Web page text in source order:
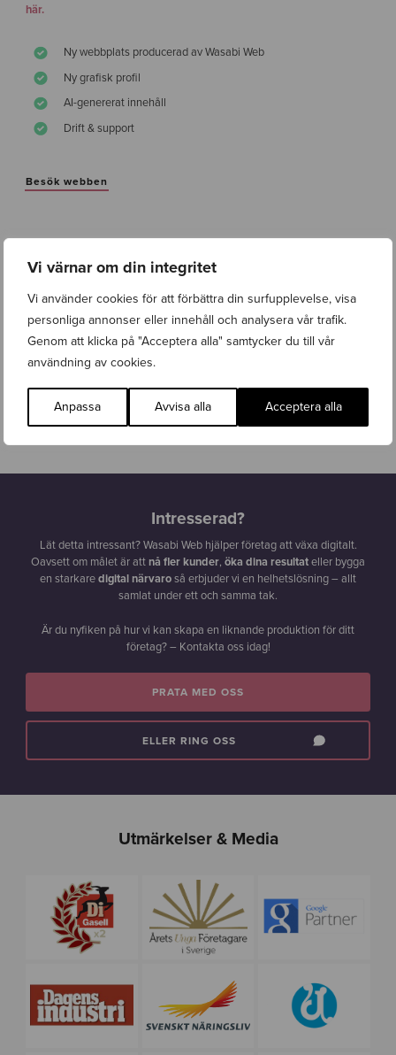
Vi värnar om din integritet
Vi använder cookies för att förbättra din surfupplevelse, visa
personliga annonser eller innehåll och analysera vår trafik.
Genom att klicka på "Acceptera alla" samtycker du till vår
användning av cookies.
Anpassa Avvisa alla Acceptera alla
här.
Ny webbplats producerad av Wasabi Web
Ny grafisk profil
AI-genererat innehåll
Drift & support
Besök webben
Proffsigt och engagerat rakt igenom. 5/5 från en
återkommande kund. Beställt både Grafisk profil, webb med
helhetslösning för digital marknadsföring samt drift för både
Lakarintyg.se samt FrejaPsykiatri.se
Robert Moine
Intresserad?
Lät detta intressant? Wasabi Web hjälper företag att växa digitalt.
Oavsett om målet är attnå fler kunder, öka dina resultateller bygga
en starkaredigital närvaroså erbjuder vi en helhetslösning – allt
samlat under ett och samma tak.
Är du nyfiken på hur vi kan skapa en liknande produktion för ditt
företag? – Kontakta oss idag!
PRATA MED OSS
ELLER RING OSS
Utmärkelser & Media